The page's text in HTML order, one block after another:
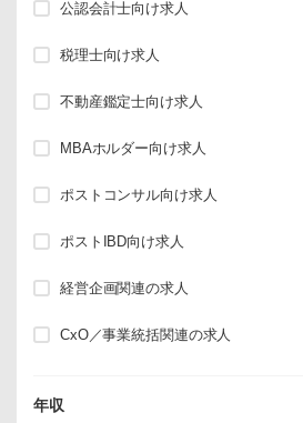
公認会計士向け求人
税理士向け求人
不動産鑑定士向け求人
MBAホルダー向け求人
ポストコンサル向け求人
ポストIBD向け求人
経営企画関連の求人
CxO／事業統括関連の求人
年収